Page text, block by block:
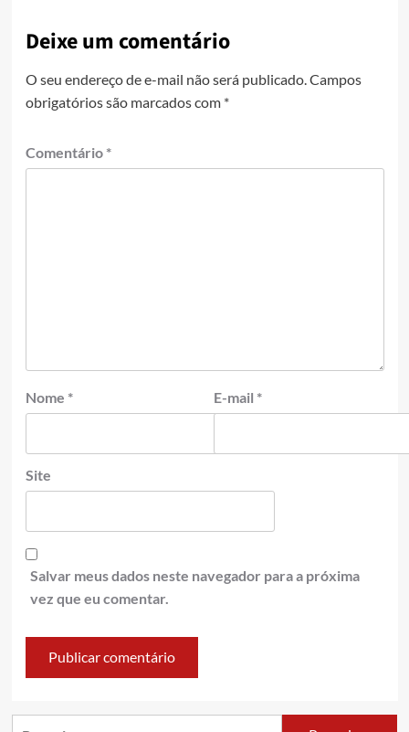
Deixe um comentário
O seu endereço de e-mail não será publicado. Campos
obrigatórios são marcados com *
Comentário *
Nome * E-mail *
Site
Salvar meus dados neste navegador para a próxima
vez que eu comentar.